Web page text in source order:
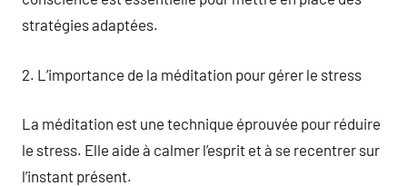
stratégies adaptées.
2. L’importance de la méditation pour gérer le stress
La méditation est une technique éprouvée pour réduire
le stress. Elle aide à calmer l’esprit et à se recentrer sur
l’instant présent.